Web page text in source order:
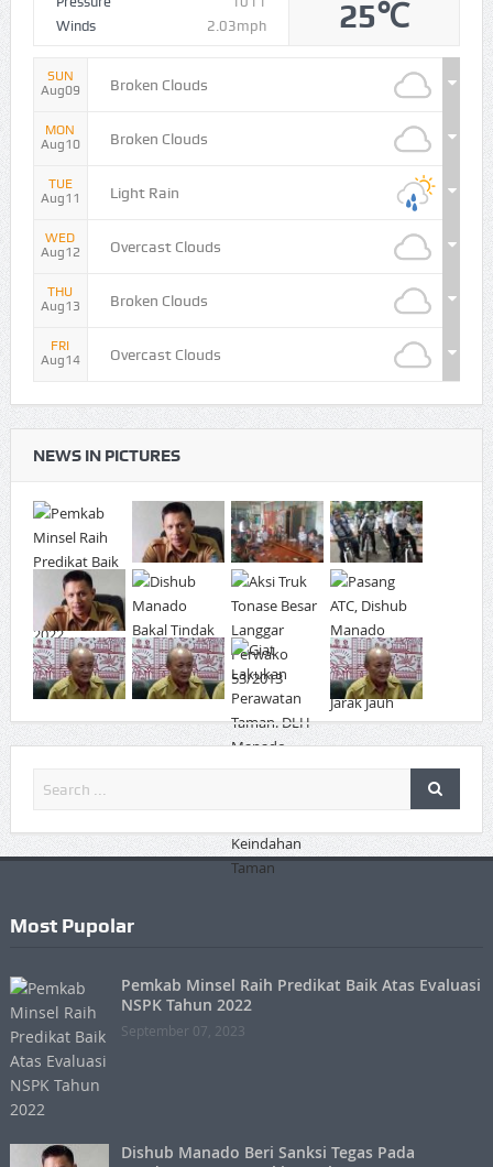
Winds
2.03mph 25℃
SUN
Aug09
Broken Clouds
MON
Aug10
Broken Clouds
TUE
Aug11
Light Rain
WED
Aug12
Overcast Clouds
THU
Aug13
Broken Clouds
FRI
Aug14
Overcast Clouds
NEWS IN PICTURES
Most Pupolar
Pemkab Minsel Raih Predikat Baik Atas Evaluasi
NSPK Tahun 2022
September 07, 2023
Dishub Manado Beri Sanksi Tegas Pada